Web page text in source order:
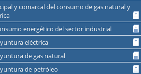
energético del sector industrial
eléctrica
de gas natural
de petróleo